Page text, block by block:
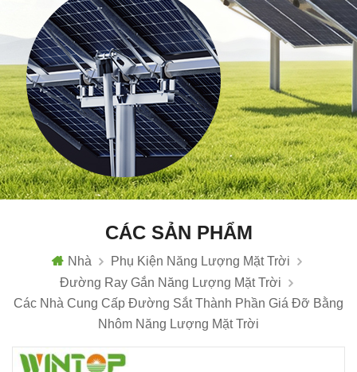
CÁC SẢN PHẨM
Nhà
Phụ Kiện Năng Lượng Mặt Trời
Đường Ray Gắn Năng Lượng Mặt Trời
Các Nhà Cung Cấp Đường Sắt Thành Phần Giá Đỡ Bằng
Nhôm Năng Lượng Mặt Trời